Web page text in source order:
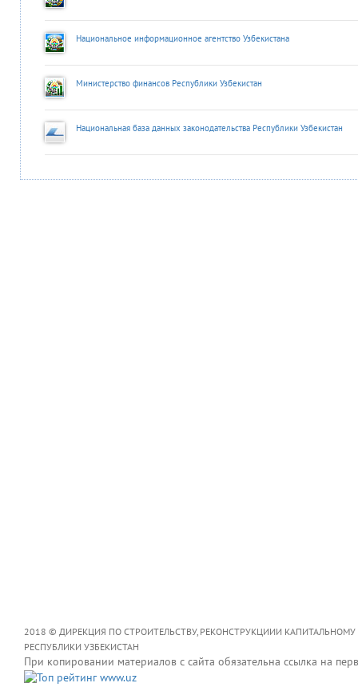
Национальное информационное агентство Узбекистана
Министерство финансов Республики Узбекистан
Национальная база данных законодательства Республики Узбекистан
2018 © ДИРЕКЦИЯ ПО СТРОИТЕЛЬСТВУ, РЕКОНСТРУКЦИИИ
РЕСПУБЛИКИ УЗБЕКИСТАН
При копировании материалов с сайта обязательна ссылка на